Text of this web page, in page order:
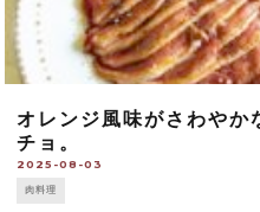
オレンジ風味がさわやか
チョ。
2025-08-03
肉料理